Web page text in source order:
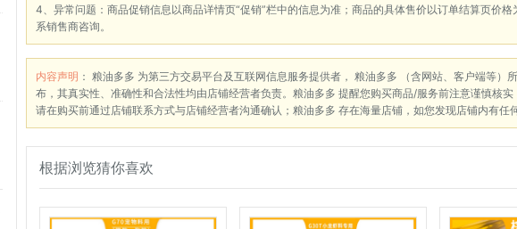
4、异常问题：商品促销信息以商品详情页“促销”栏中的信息为准；商品的具体售价以订单结算页价
系销售商咨询。
内容声明 ： 粮油多多 为第三方交易平台及互联网信息服务提供者， 粮油多多 （含网站、客户端等
布，其真实性、准确性和合法性均由店铺经营者负责。粮油多多 提醒您购买商品/服务前注意谨慎核
请在购买前通过店铺联系方式与店铺经营者沟通确认；粮油多多 存在海量店铺，如您发现店铺内有任
根据浏览猜你喜欢